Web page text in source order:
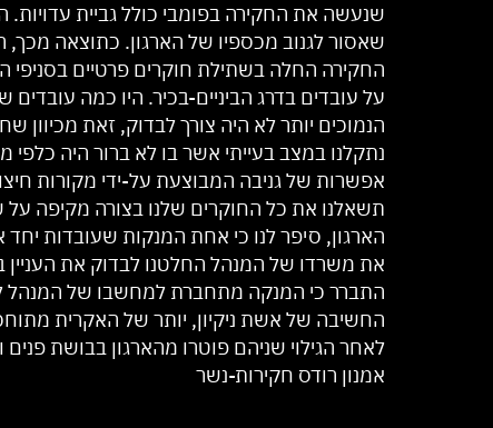
שנעשה את החקירה בפומבי כולל גביית
שאסור לגנוב מכספיו של הארגון. כתוצאה
החקירה החלה בשתילת חוקרים פרטיים
על עובדים בדרג הביניים-בכיר. היו כמה
הנמוכים יותר לא היה צורך לבדוק, זאת
נתקלנו במצב בעייתי אשר בו לא ברור היה
אפשרות של גניבה המבוצעת על-ידי מקורות
תשאלנו את כל החוקרים שלנו בצורה מקיפה על
הארגון, סיפר לנו כי אחת המנקות שעובדות יחד
את משרדו של המנהל החלטנו לבדוק את העניין
התברר כי המנקה מתחברת למחשבו של המנהל
החשיבה של אשת ניקיון, יותר של האקרית
לאחר הגילוי שניהם פוטרו מהארגון בבושת
אמנון רודס חקירות-נשר